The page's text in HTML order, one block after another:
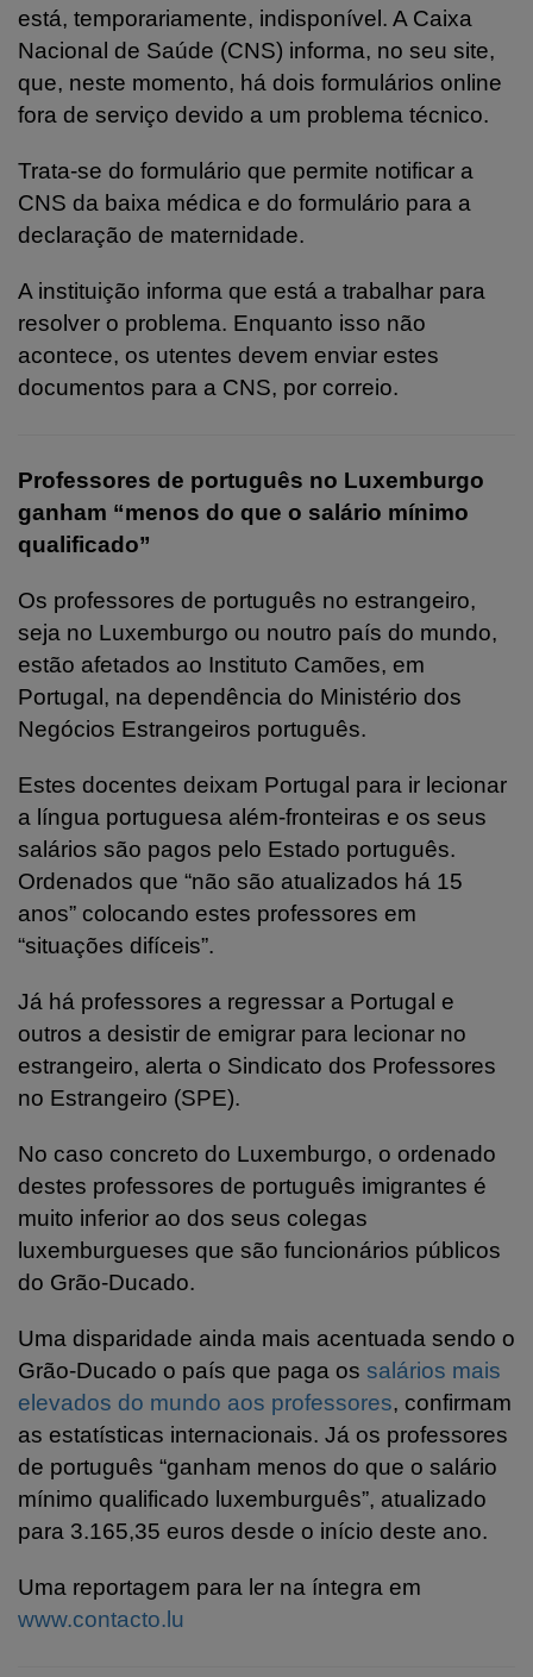
está, temporariamente, indisponível. A Caixa
Nacional de Saúde (CNS) informa, no seu site,
que, neste momento, há dois formulários online
fora de serviço devido a um problema técnico.
Trata-se do formulário que permite notificar a
CNS da baixa médica e do formulário para a
declaração de maternidade.
A instituição informa que está a trabalhar para
resolver o problema. Enquanto isso não
acontece, os utentes devem enviar estes
documentos para a CNS, por correio.
Professores de português no Luxemburgo
ganham “menos do que o salário mínimo
qualificado”
Os professores de português no estrangeiro,
seja no Luxemburgo ou noutro país do mundo,
estão afetados ao Instituto Camões, em
Portugal, na dependência do Ministério dos
Negócios Estrangeiros português.
Estes docentes deixam Portugal para ir lecionar
a língua portuguesa além-fronteiras e os seus
salários são pagos pelo Estado português.
Ordenados que “não são atualizados há 15
anos” colocando estes professores em
“situações difíceis”.
Já há professores a regressar a Portugal e
outros a desistir de emigrar para lecionar no
estrangeiro, alerta o Sindicato dos Professores
no Estrangeiro (SPE).
No caso concreto do Luxemburgo, o ordenado
destes professores de português imigrantes é
muito inferior ao dos seus colegas
luxemburgueses que são funcionários públicos
do Grão-Ducado.
Uma disparidade ainda mais acentuada sendo o
Grão-Ducado o país que paga os salários mais
elevados do mundo aos professores, confirmam
as estatísticas internacionais. Já os professores
de português “ganham menos do que o salário
mínimo qualificado luxemburguês”, atualizado
para 3.165,35 euros desde o início deste ano.
Uma reportagem para ler na íntegra em
www.contacto.lu